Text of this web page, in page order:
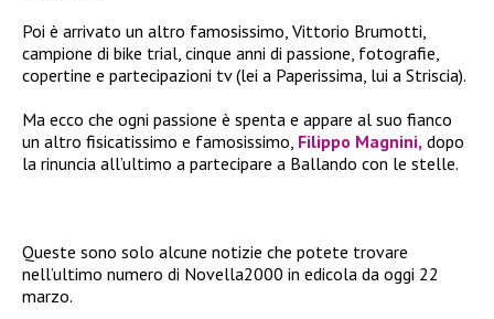
Poi è arrivato un altro famosissimo, Vittorio Brumotti,
campione di bike trial, cinque anni di passione, fotografie,
copertine e partecipazioni tv (lei a Paperissima, lui a Striscia).
Ma ecco che ogni passione è spenta e appare al suo fianco
un altro fisicatissimo e famosissimo, Filippo Magnini, dopo
la rinuncia all’ultimo a partecipare a Ballando con le stelle.
Queste sono solo alcune notizie che potete trovare
nell’ultimo numero di Novella2000 in edicola da oggi 22
marzo.